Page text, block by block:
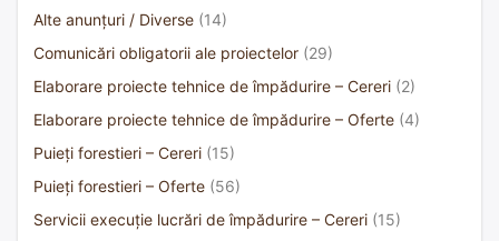
Alte anunțuri / Diverse (14)
Comunicări obligatorii ale proiectelor (29)
Elaborare proiecte tehnice de împădurire – Cereri (2)
Elaborare proiecte tehnice de împădurire – Oferte (4)
Puieți forestieri – Cereri (15)
Puieți forestieri – Oferte (56)
Servicii execuție lucrări de împădurire – Cereri (15)